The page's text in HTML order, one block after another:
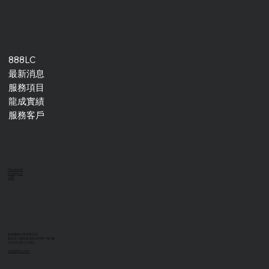
888LC
最新消息
服務項目
龍成實績
服務客戶